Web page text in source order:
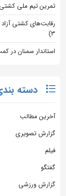
تمرین تیم ملی
رقابت‌های کشتی
3)
استاندار سمنان
دسته
آخرین مطالب
گزارش تصویری
فیلم
گفتگو
گزارش ورزشی